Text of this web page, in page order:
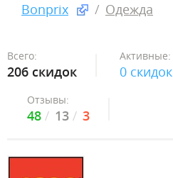
Bonprix Одежда
Всего:
206 скидок
Активные:
0 скидок
Отзывы:
48 13 3